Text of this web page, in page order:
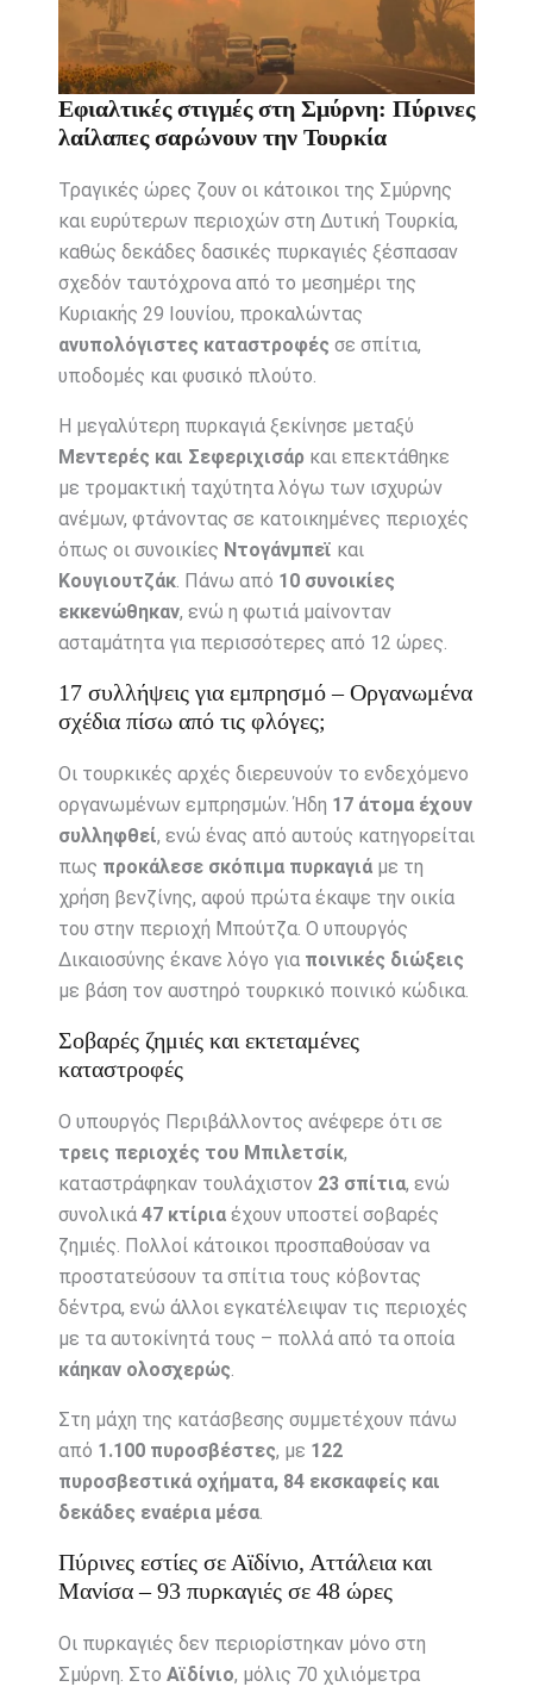
Εφιαλτικές στιγμές στη Σμύρνη: Πύρινες
λαίλαπες σαρώνουν την Τουρκία
Τραγικές ώρες ζουν οι κάτοικοι της Σμύρνης
και ευρύτερων περιοχών στη Δυτική Τουρκία,
καθώς δεκάδες δασικές πυρκαγιές ξέσπασαν
σχεδόν ταυτόχρονα από το μεσημέρι της
Κυριακής 29 Ιουνίου, προκαλώντας
ανυπολόγιστες καταστροφές σε σπίτια,
υποδομές και φυσικό πλούτο.
Η μεγαλύτερη πυρκαγιά ξεκίνησε μεταξύ
Μεντερές και Σεφεριχισάρκαι επεκτάθηκε
με τρομακτική ταχύτητα λόγω των ισχυρών
ανέμων, φτάνοντας σε κατοικημένες περιοχές
όπως οι συνοικίες Ντογάνμπεϊ και
Κουγιουτζάκ. Πάνω από 10 συνοικίες
εκκενώθηκαν, ενώ η φωτιά μαίνονταν
ασταμάτητα για περισσότερες από 12 ώρες.
17 συλλήψεις για εμπρησμό – Οργανωμένα
σχέδια πίσω από τις φλόγες;
Οι τουρκικές αρχές διερευνούν το ενδεχόμενο
οργανωμένων εμπρησμών. Ήδη 17 άτομα έχουν
συλληφθεί, ενώ ένας από αυτούς κατηγορείται
πως προκάλεσε σκόπιμα πυρκαγιάμε τη
χρήση βενζίνης, αφού πρώτα έκαψε την οικία
του στην περιοχή Μπούτζα. Ο υπουργός
Δικαιοσύνης έκανε λόγο για ποινικές διώξεις
με βάση τον αυστηρό τουρκικό ποινικό κώδικα.
Σοβαρές ζημιές και εκτεταμένες
καταστροφές
Ο υπουργός Περιβάλλοντος ανέφερε ότι σε
τρεις περιοχές του Μπιλετσίκ,
καταστράφηκαν τουλάχιστον 23 σπίτια, ενώ
συνολικά 47 κτίριαέχουν υποστεί σοβαρές
ζημιές. Πολλοί κάτοικοι προσπαθούσαν να
προστατεύσουν τα σπίτια τους κόβοντας
δέντρα, ενώ άλλοι εγκατέλειψαν τις περιοχές
με τα αυτοκίνητά τους – πολλά από τα οποία
κάηκαν ολοσχερώς.
Στη μάχη της κατάσβεσης συμμετέχουν πάνω
από 1.100 πυροσβέστες, με 122
πυροσβεστικά οχήματα, 84 εκσκαφείς και
δεκάδες εναέρια μέσα.
Πύρινες εστίες σε Αϊδίνιο, Αττάλεια και
Μανίσα – 93 πυρκαγιές σε 48 ώρες
Οι πυρκαγιές δεν περιορίστηκαν μόνο στη
Σμύρνη. Στο Αϊδίνιο, μόλις 70 χιλιόμετρα